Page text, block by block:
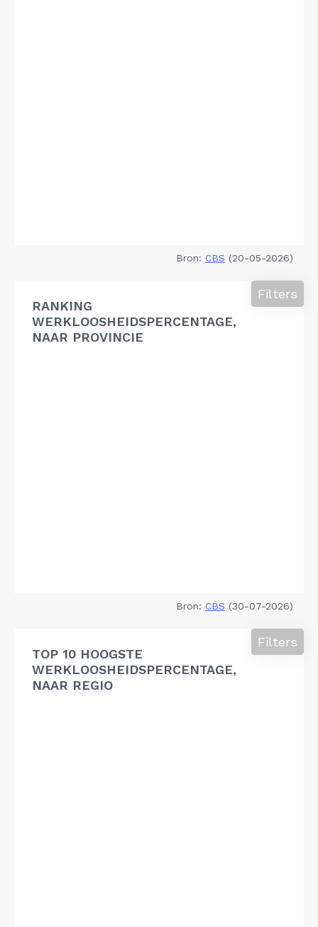
Bron: CBS (20-05-2026)
RANKING
WERKLOOSHEIDSPERCENTAGE,
NAAR PROVINCIE
Filters
Bron: CBS (30-07-2026)
TOP 10 HOOGSTE
WERKLOOSHEIDSPERCENTAGE,
NAAR REGIO
Filters